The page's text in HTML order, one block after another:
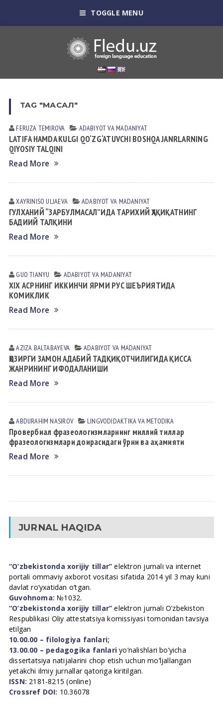
TOGGLE MENU
TAG "МАСАЛ"
FERUZA TEMIROVA АDАBIYOT VА MАDАNIYAT
LATIFA HAMDA KULGI QO‘ZG‘ATUVCHI BOSHQA JANRLARNING
QIYOSIY TALQINI
Read More
XAYRINISO ULJАEVА АDАBIYOT VА MАDАNIYAT
ГУЛХАНИЙ “ЗАРБУЛМАСАЛ”ИДА ТАРИХИЙ ҲАҚИҚАТНИНГ
БАДИИЙ ТАЛҚИНИ
Read More
GUO TIANYU АDАBIYOT VА MАDАNIYAT
XIХ АСРНИНГ ИККИНЧИ ЯРМИ РУС ШЕЪРИЯТИДА
КОМИКЛИК
Read More
AZIZA BALTABAYEVA АDАBIYOT VА MАDАNIYAT
ҲОЗИРГИ ЗАМОН АДАБИЙ ТАДҚИҚОТЧИЛИГИДА ҚИССА
ЖАНРИНИНГ ИФОДАЛАНИШИ
Read More
ABDURAHIM NASIROV LINGVODIDАKTIKА VА METODIKА
Провербиал фразеологизмларнинг миллий тиллар
фразеологизмлари доирасидаги ўрни ва аҳамияти
Read More
JURNAL HAQIDA
“O’zbekistonda xorijiy tillar” elektron jurnali va internet
portali ommaviy axborot vositasi sifatida 2014 yil 3 may kuni
davlat ro’yxatidan o’tgan.
Guvohnoma: №1032.
“O’zbekistonda xorijiy tillar” elektron jurnali O’zbekiston
Respublikasi Oliy attestatsiya komissiyasi tomonidan tavsiya
etilgan
10.00.00 – filologiya fanlari;
13.00.00 – pedagogika fanlari yo’nalishlari bo’yicha
dissertatsiya natijalarini chop etish uchun mo’ljallangan
yetakchi ilmiy jurnallar qatoriga kiritilgan.
ISSN: 2181-8215 (online)
Crossref DOI: 10.36078